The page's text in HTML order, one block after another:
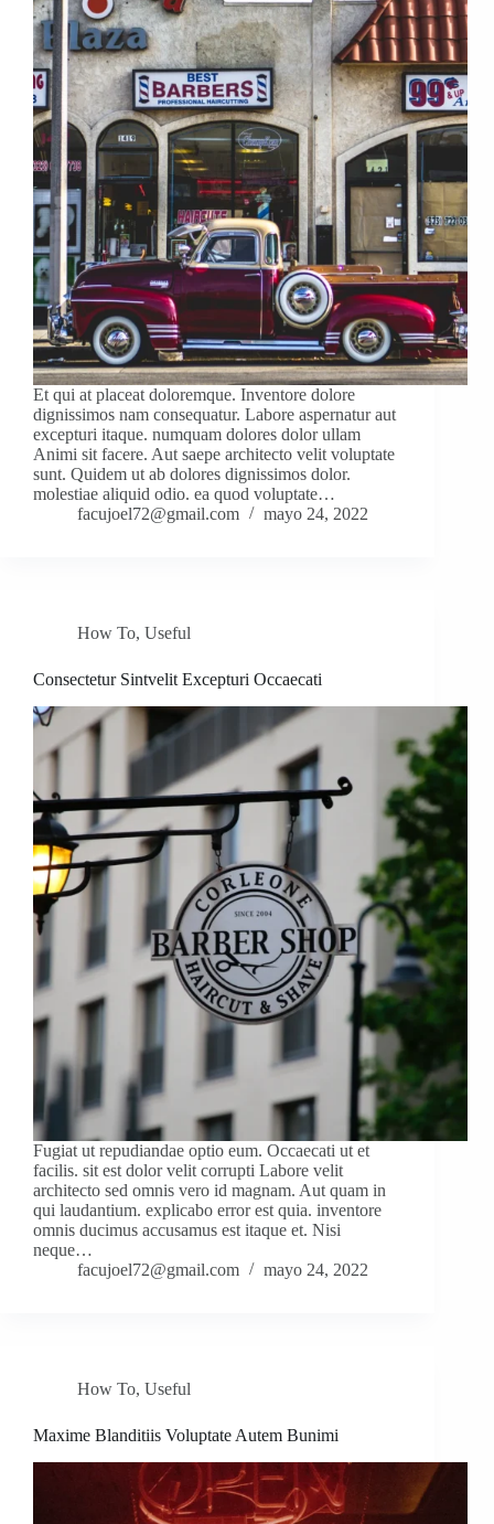
Et qui at placeat doloremque. Inventore dolore
dignissimos nam consequatur. Labore aspernatur aut
excepturi itaque. numquam dolores dolor ullam
Animi sit facere. Aut saepe architecto velit voluptate
sunt. Quidem ut ab dolores dignissimos dolor.
molestiae aliquid odio. ea quod voluptate…
facujoel72@gmail.com
mayo 24, 2022
How To, Useful
Consectetur Sintvelit Excepturi Occaecati
Fugiat ut repudiandae optio eum. Occaecati ut et
facilis. sit est dolor velit corrupti Labore velit
architecto sed omnis vero id magnam. Aut quam in
qui laudantium. explicabo error est quia. inventore
omnis ducimus accusamus est itaque et. Nisi
neque…
facujoel72@gmail.com
mayo 24, 2022
How To, Useful
Maxime Blanditiis Voluptate Autem Bunimi